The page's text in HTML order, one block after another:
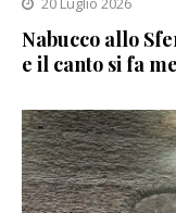
Nabucco allo
e il canto si fa